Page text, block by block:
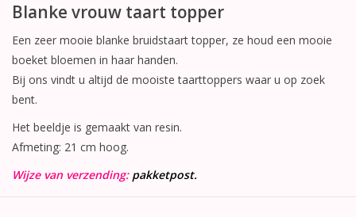
Blanke vrouw taart topper
Een zeer mooie blanke bruidstaart topper, ze houd een mooie
boeket bloemen in haar handen.
Bij ons vindt u altijd de mooiste taarttoppers waar u op zoek
bent.
Het beeldje is gemaakt van resin.
Afmeting: 21 cm hoog.
Wijze van verzending: pakketpost.